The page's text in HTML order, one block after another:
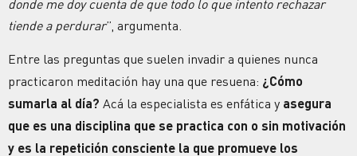
donde me doy cuenta de que todo lo que intento rechazar
tiende a perdurar”, argumenta.
Entre las preguntas que suelen invadir a quienes nunca
practicaron meditación hay una que resuena: ¿Cómo
sumarla al día? Acá la especialista es enfática y asegura
que es una disciplina que se practica con o sin motivación
y es la repetición consciente la que promueve los